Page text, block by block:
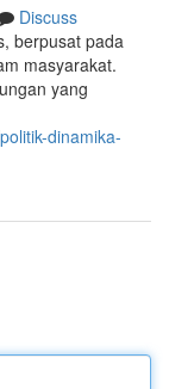
Discuss
berpusat pada
masyarakat.
yang
dinamika-